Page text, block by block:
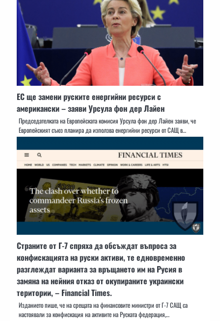
ЕС ще замени руските енергийни ресурси с
американски – заяви Урсула фон дер Лайен
Председателката на Европейската комисия Урсула фон дер Лайен заяви, че
Европейският съюз планира да използва енергийни ресурси от САЩ в…
Страните от Г-7 спряха да обсъждат въпроса за
конфискацията на руски активи, те едновременно
разглеждат варианта за връщането им на Русия в
замяна на нейния отказ от окупираните украински
територии, – Financial Times.
Изданието пише, че на срещата на финансовите министри от Г-7 САЩ са
настоявали за конфискация на активите на Руската федерация,…